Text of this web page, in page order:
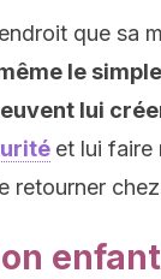
que sa
le
lui
et lui faire
retourner